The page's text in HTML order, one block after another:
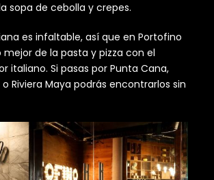
sopa de cebolla y crepes.
es infaltable, así que en Portofino
de la pasta y pizza con el
italiano. Si pasas por Punta Cana,
Riviera Maya podrás encontrarlos sin